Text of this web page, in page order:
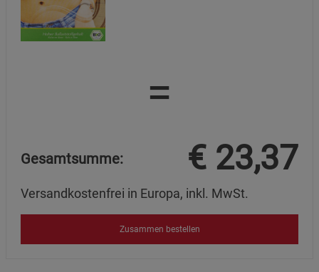
=
Gesamtsumme: € 23,37
Versandkostenfrei in Europa, inkl. MwSt.
Zusammen bestellen